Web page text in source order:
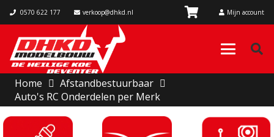
0570 622 177 verkoop@dhkd.nl Mijn account
Home
Afstandbestuurbaar
Auto's RC Onderdelen per Merk